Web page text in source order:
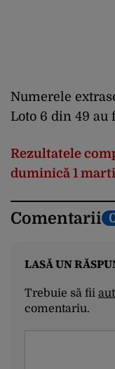
Numerele
Loto 6 din 49 au
Rezultatele
duminică 1
Comentarii
LASĂ UN
Trebuie să fii
comentariu.